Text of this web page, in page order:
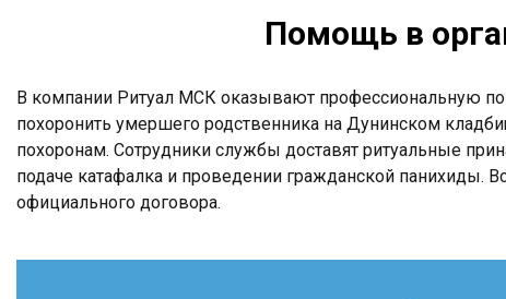
Помощь в
В компании Ритуал МСК оказывают профессиональную
похоронить умершего родственника на Дунинском
похоронам. Сотрудники службы доставят ритуальные
подаче катафалка и проведении гражданской панихиды.
официального договора.